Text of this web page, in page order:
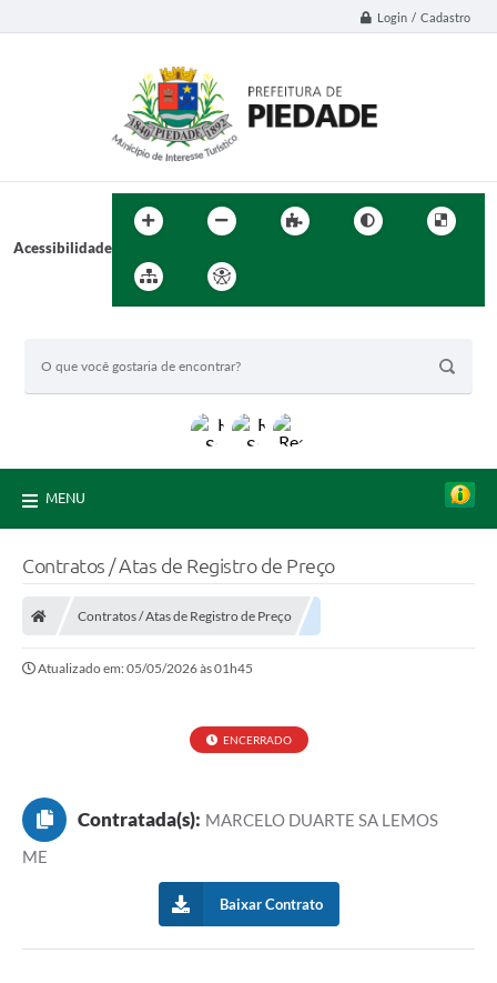
Login / Cadastro
Acessibilidade
MENU
Contratos / Atas de Registro de Preço
Contratos / Atas de Registro de Preço
Atualizado em: 05/05/2026 às 01h45
ENCERRADO
Contratada(s): MARCELO DUARTE SA LEMOS
ME
Baixar Contrato